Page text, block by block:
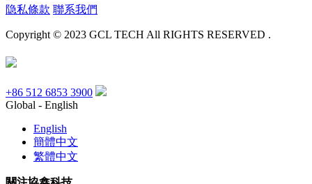
隐私條款 聯系我們
Copyright © 2023 GCL TECH All RIGHTS RESERVED .
+86 512 6853 3900
Global - English
English
簡體中文
繁體中文